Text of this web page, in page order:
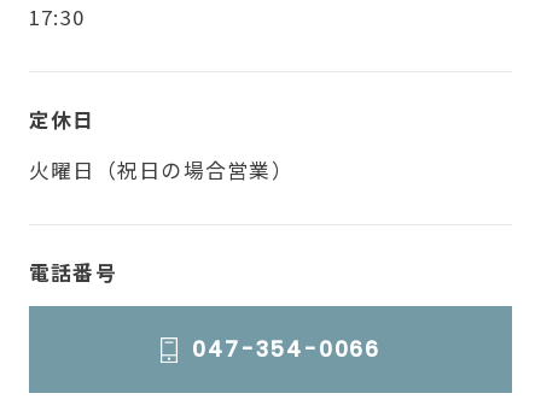
17:30
定休日
火曜日（祝日の場合営業）
電話番号
047-354-0066